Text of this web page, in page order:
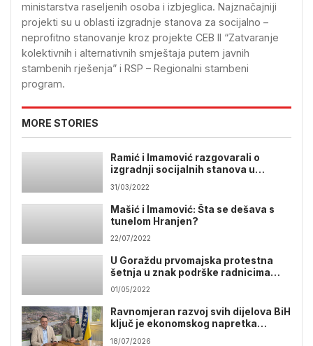
ministarstva raseljenih osoba i izbjeglica. Najznačajniji
projekti su u oblasti izgradnje stanova za socijalno –
neprofitno stanovanje kroz projekte CEB II “Zatvaranje
kolektivnih i alternativnih smještaja putem javnih
stambenih rješenja” i RSP – Regionalni stambeni
program.
MORE STORIES
Ramić i Imamović razgovarali o
izgradnji socijalnih stanova u
Goraždu
31/03/2022
Mašić i Imamović: Šta se dešava s
tunelom Hranjen?
22/07/2022
U Goraždu prvomajska protestna
šetnja u znak podrške radnicima
Ginexa
01/05/2022
Ravnomjeran razvoj svih dijelova BiH
ključ je ekonomskog napretka
države
18/07/2026